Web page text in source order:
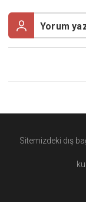
Sitemizdeki dış